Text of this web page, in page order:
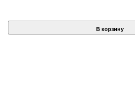
В корзину